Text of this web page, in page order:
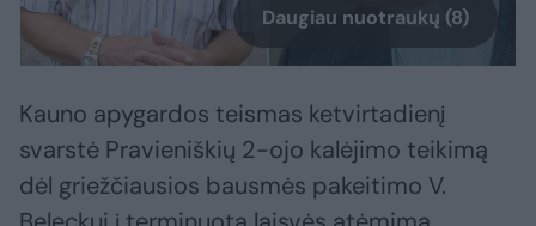
Daugiau nuotraukų (8)
Kauno apygardos teismas ketvirtadienį
svarstė Pravieniškių 2-ojo kalėjimo teikimą
dėl griežčiausios bausmės pakeitimo V.